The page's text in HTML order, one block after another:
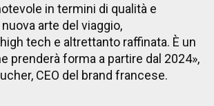
in termini di qualità e
arte del viaggio,
tech e altrettanto raffinata. È un
prenderà forma a partire dal 2024»,
CEO del brand francese.